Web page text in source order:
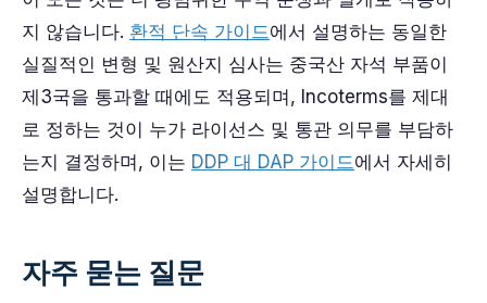
지 않습니다. 환적 단속 가이드에서 설명하는 동일한
실질적인 변형 및 원산지 심사는 중국산 자석 부품이
제3국을 통과할 때에도 적용되며, Incoterms를 제대
로 정하는 것이 누가 라이선스 및 통관 의무를 부담하
는지 결정하며, 이는 DDP 대 DAP 가이드에서 자세히
설명합니다.
자주 묻는 질문